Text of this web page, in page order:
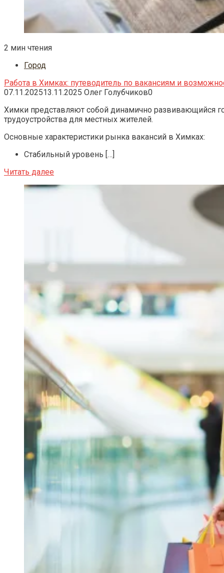
2 мин чтения
Город
Работа в Химках: путеводитель по вакансиям и
07.11.202513.11.2025 Олег Голубчиков0
Химки представляют собой динамично развивающийся
трудоустройства для местных жителей.
Основные характеристики рынка вакансий в Химках:
Стабильный уровень […]
Читать далее